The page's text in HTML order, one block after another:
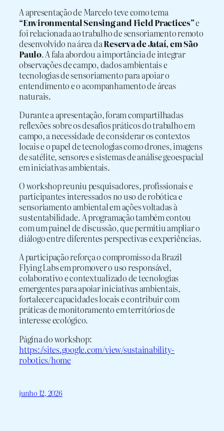
A apresentação de Marcelo teve como tema
“Environmental Sensing and Field Practices”e
foi relacionada ao trabalho de sensoriamento remoto
desenvolvido na área daReserva de Jataí, em São
Paulo. A fala abordou a importância de integrar
observações de campo, dados ambientais e
tecnologias de sensoriamento para apoiar o
entendimento e o acompanhamento de áreas
naturais.
Durante a apresentação, foram compartilhadas
reflexões sobre os desafios práticos do trabalho em
campo, a necessidade de considerar os contextos
locais e o papel de tecnologias como drones, imagens
de satélite, sensores e sistemas de análise geoespacial
em iniciativas ambientais.
O workshop reuniu pesquisadores, profissionais e
participantes interessados no uso de robótica e
sensoriamento ambiental em ações voltadas à
sustentabilidade. A programação também contou
com um painel de discussão, que permitiu ampliar o
diálogo entre diferentes perspectivas e experiências.
A participação reforça o compromisso da Brazil
Flying Labs em promover o uso responsável,
colaborativo e contextualizado de tecnologias
emergentes para apoiar iniciativas ambientais,
fortalecer capacidades locais e contribuir com
práticas de monitoramento em territórios de
interesse ecológico.
Página do workshop:
https://sites.google.com/view/sustainability-
robotics/home
junho 12, 2026